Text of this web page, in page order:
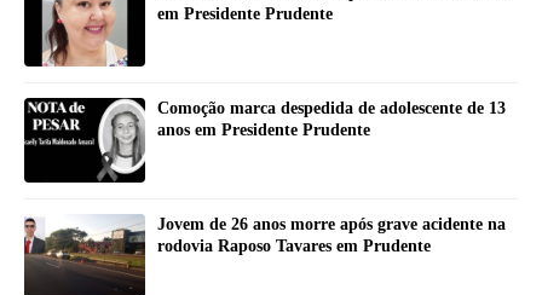
em Presidente Prudente
Comoção marca despedida de adolescente de 13
anos em Presidente Prudente
Jovem de 26 anos morre após grave acidente na
rodovia Raposo Tavares em Prudente